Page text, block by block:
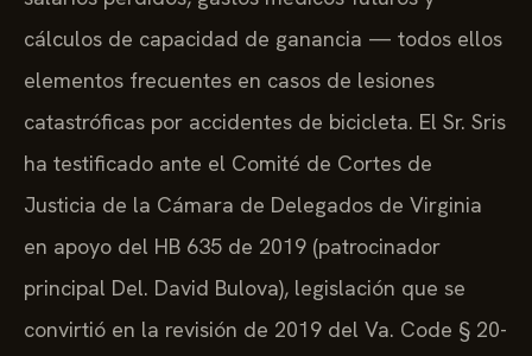
cálculos de capacidad de ganancia — todos ellos
elementos frecuentes en casos de lesiones
catastróficas por accidentes de bicicleta. El Sr. Sris
ha testificado ante el Comité de Cortes de
Justicia de la Cámara de Delegados de Virginia
en apoyo del HB 635 de 2019 (patrocinador
principal Del. David Bulova), legislación que se
convirtió en la revisión de 2019 del Va. Code § 20-